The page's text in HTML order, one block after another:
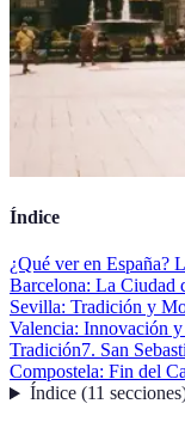
Índice
¿Qué ver en España?
Barcelona: La Ciudad
Sevilla: Tradición y
Valencia: Innovación
Tradición7. San
Compostela: Fin del
Índice(11 secciones